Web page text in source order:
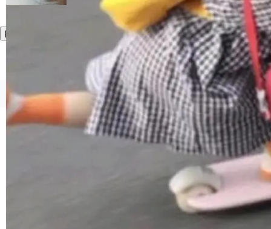
断从他嘴里说出来分量不同。Hugging Face 是
全球最大的开源 AI 平台，上面跑着上百万个模
aw 是 Shelley 的作者，一个开源 AI coding age
nt。他最近在博客上写了一篇文章，核心论点很
简单：开发者工具必须开源。 理由不是传统的自
由软件情怀，而是一个跟 AI agent 直接相关的
技术判断。 两行 prompt 就能个性化任何软件 C
rawshaw 给出了两个 prompt。 第一个： "下载
某个软件的源码，在本地构建。修改 agent ...
©OSCHINA(OSChina.NET) 京ICP备2025119063号